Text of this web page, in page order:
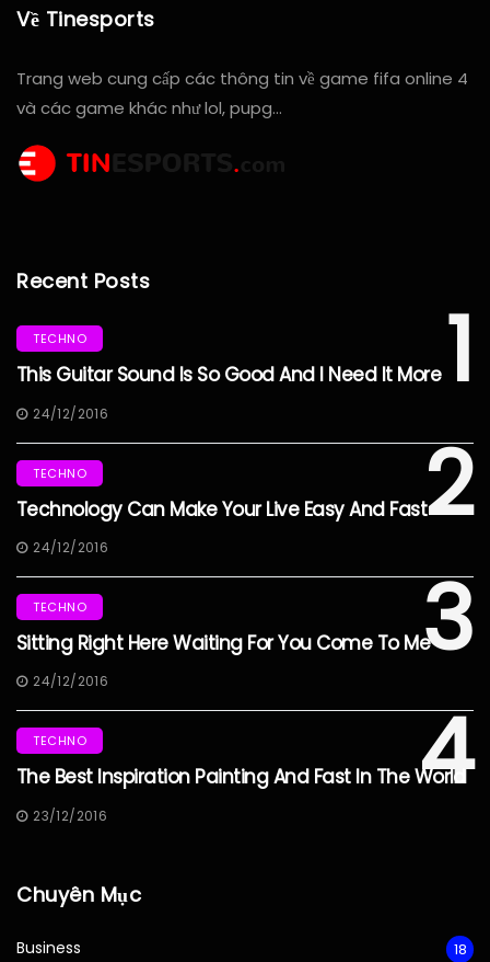
Về Tinesports
Trang web cung cấp các thông tin về game fifa online 4
và các game khác như lol, pupg…
Recent Posts
1
TECHNO
This Guitar Sound Is So Good And I Need It More
24/12/2016
2
TECHNO
Technology Can Make Your Live Easy And Fast
24/12/2016
3
TECHNO
Sitting Right Here Waiting For You Come To Me
24/12/2016
4
TECHNO
The Best Inspiration Painting And Fast In The World
23/12/2016
Chuyên Mục
Business 18